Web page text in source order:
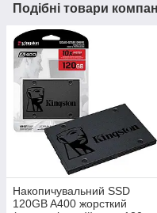
Подібні товари
Накопичувальний SSD
120GB A400 жорсткий